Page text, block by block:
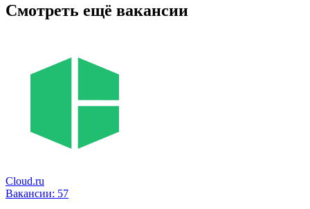
Смотреть ещё вакансии
Cloud.ru
Вакансии: 57